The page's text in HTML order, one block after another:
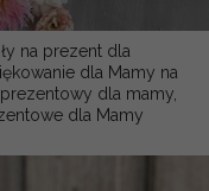
na prezent dla
dla Mamy na
dla mamy,
dla Mamy